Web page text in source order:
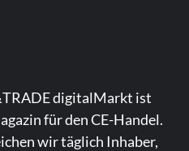
in
Märkten aus
digitalMarkt ist
für den CE-Handel.
wir täglich Inhaber,